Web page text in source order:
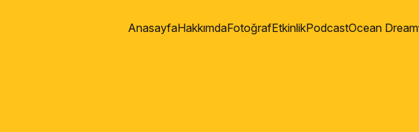
AnasayfaHakkımdaFotoğrafEtkinlikPodcastOcean Dream